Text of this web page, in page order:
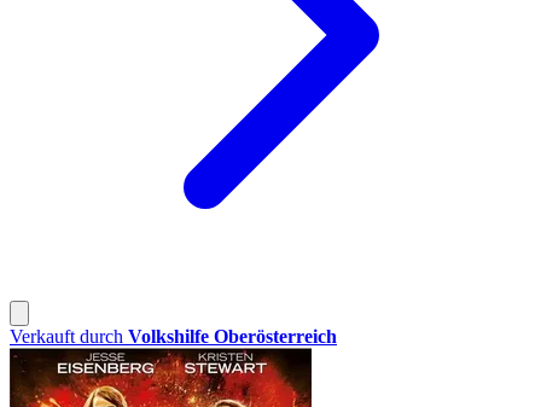
Verkauft durch Volkshilfe Oberösterreich